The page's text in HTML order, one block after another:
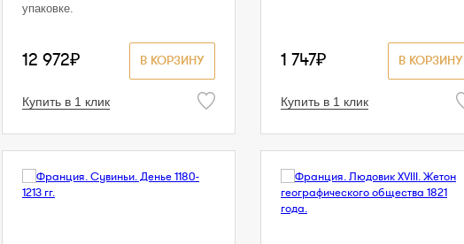
упаковке.
В КОРЗИНУ
12 972₽
Купить в 1 клик
В КОРЗИНУ
1 747₽
Купить в 1 клик